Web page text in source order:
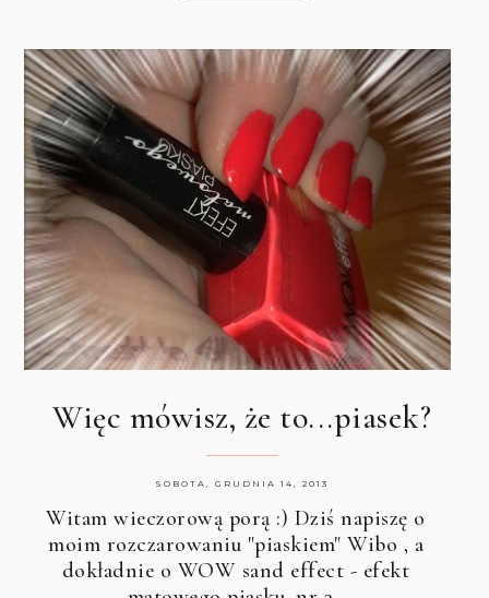
Więc mówisz, że to...piasek?
SOBOTA, GRUDNIA 14, 2013
Witam wieczorową porą :) Dziś napiszę o
moim rozczarowaniu "piaskiem"Wibo , a
dokładnie o WOW sand effect - efekt